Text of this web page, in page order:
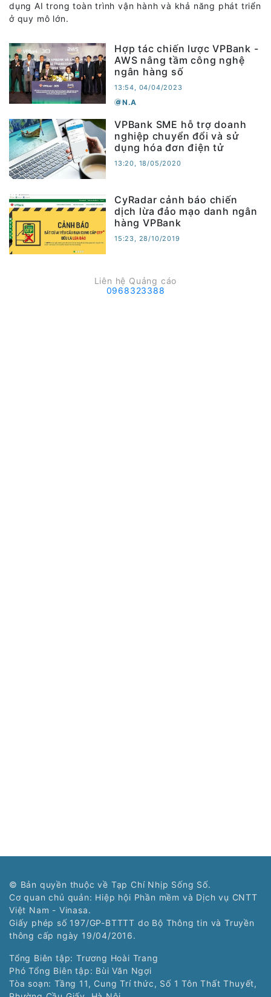
dụng AI trong toàn trình vận hành và khả năng phát triển
ở quy mô lớn.
Hợp tác chiến lược VPBank -
AWS nâng tầm công nghệ
ngân hàng số
13:54, 04/04/2023
N.A
VPBank SME hỗ trợ doanh
nghiệp chuyển đổi và sử
dụng hóa đơn điện tử
13:20, 18/05/2020
CyRadar cảnh báo chiến
dịch lừa đảo mạo danh ngân
hàng VPBank
15:23, 28/10/2019
Liên hệ Quảng cáo
0968323388
© Bản quyền thuộc về Tạp Chí Nhịp Sống Số.
Cơ quan chủ quản: Hiệp hội Phần mềm và Dịch vụ CNTT
Việt Nam - Vinasa.
Giấy phép số 197/GP-BTTTT do Bộ Thông tin và Truyền
thông cấp ngày 19/04/2016.
Tổng Biên tập: Trương Hoài Trang
Phó Tổng Biên tập: Bùi Văn Ngợi
Tòa soạn: Tầng 11, Cung Trí thức, Số 1 Tôn Thất Thuyết,